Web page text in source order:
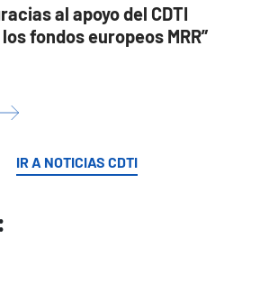
al apoyo del CDTI
fondos europeos MRR”
IR A NOTICIAS CDTI